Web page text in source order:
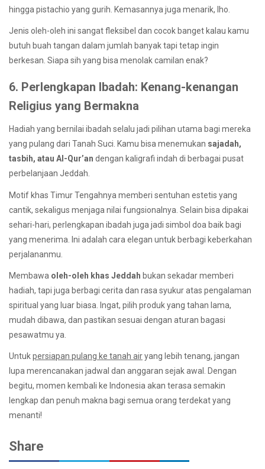
hingga pistachio yang gurih. Kemasannya juga menarik, lho.
Jenis oleh-oleh ini sangat fleksibel dan cocok banget kalau kamu
butuh buah tangan dalam jumlah banyak tapi tetap ingin
berkesan. Siapa sih yang bisa menolak camilan enak?
6. Perlengkapan Ibadah: Kenang-kenangan
Religius yang Bermakna
Hadiah yang bernilai ibadah selalu jadi pilihan utama bagi mereka
yang pulang dari Tanah Suci. Kamu bisa menemukan sajadah,
tasbih, atau Al-Qur’an dengan kaligrafi indah di berbagai pusat
perbelanjaan Jeddah.
Motif khas Timur Tengahnya memberi sentuhan estetis yang
cantik, sekaligus menjaga nilai fungsionalnya. Selain bisa dipakai
sehari-hari, perlengkapan ibadah juga jadi simbol doa baik bagi
yang menerima. Ini adalah cara elegan untuk berbagi keberkahan
perjalananmu.
Membawa oleh-oleh khas Jeddah bukan sekadar memberi
hadiah, tapi juga berbagi cerita dan rasa syukur atas pengalaman
spiritual yang luar biasa. Ingat, pilih produk yang tahan lama,
mudah dibawa, dan pastikan sesuai dengan aturan bagasi
pesawatmu ya.
Untukpersiapan pulang ke tanah airyang lebih tenang, jangan
lupa merencanakan jadwal dan anggaran sejak awal. Dengan
begitu, momen kembali ke Indonesia akan terasa semakin
lengkap dan penuh makna bagi semua orang terdekat yang
menanti!
Share